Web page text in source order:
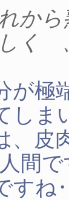
か
しく
が極
しま
、皮
間
すね